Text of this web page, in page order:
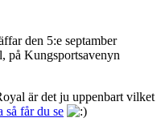
den 5:e septamber
på Kungsportsavenyn
är det ju uppenbart vilket
så får du se